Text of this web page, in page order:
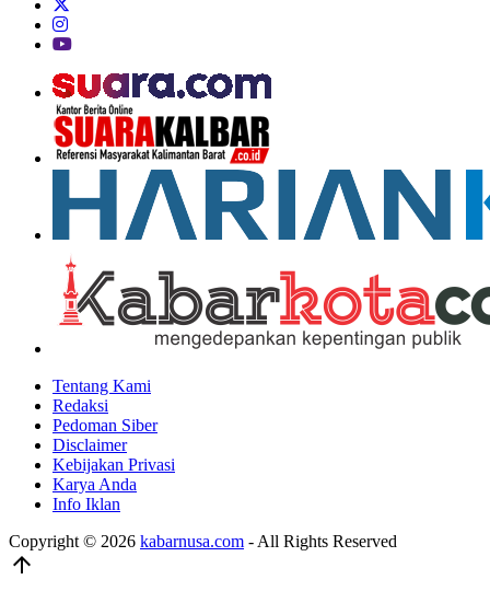
Tentang Kami
Redaksi
Pedoman Siber
Disclaimer
Kebijakan Privasi
Karya Anda
Info Iklan
Copyright © 2026 kabarnusa.com - All Rights Reserved
arrow_upward